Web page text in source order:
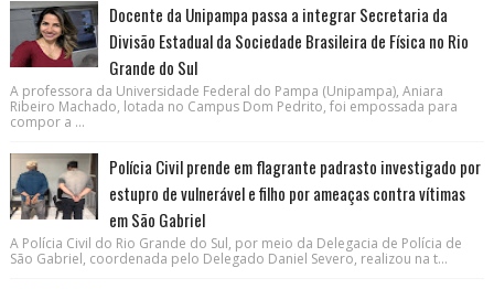
Docente da Unipampa passa a integrar Secretaria da
Divisão Estadual da Sociedade Brasileira de Física no Rio
Grande do Sul
A professora da Universidade Federal do Pampa (Unipampa), Aniara
Ribeiro Machado, lotada no Campus Dom Pedrito, foi empossada para
compor a ...
Polícia Civil prende em flagrante padrasto investigado por
estupro de vulnerável e filho por ameaças contra vítimas
em São Gabriel
A Polícia Civil do Rio Grande do Sul, por meio da Delegacia de Polícia de
São Gabriel, coordenada pelo Delegado Daniel Severo, realizou na t...